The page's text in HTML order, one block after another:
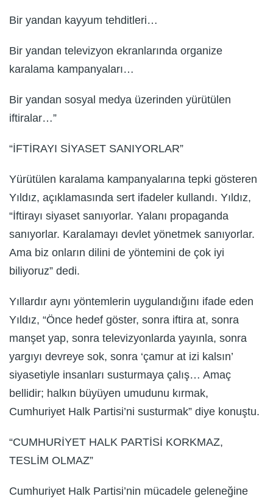
Bir yandan kayyum tehditleri…
Bir yandan televizyon ekranlarında organize
karalama kampanyaları…
Bir yandan sosyal medya üzerinden yürütülen
iftiralar…”
“İFTİRAYI SİYASET SANIYORLAR”
Yürütülen karalama kampanyalarına tepki gösteren
Yıldız, açıklamasında sert ifadeler kullandı. Yıldız,
“İftirayı siyaset sanıyorlar. Yalanı propaganda
sanıyorlar. Karalamayı devlet yönetmek sanıyorlar.
Ama biz onların dilini de yöntemini de çok iyi
biliyoruz” dedi.
Yıllardır aynı yöntemlerin uygulandığını ifade eden
Yıldız, “Önce hedef göster, sonra iftira at, sonra
manşet yap, sonra televizyonlarda yayınla, sonra
yargıyı devreye sok, sonra ‘çamur at izi kalsın’
siyasetiyle insanları susturmaya çalış… Amaç
bellidir; halkın büyüyen umudunu kırmak,
Cumhuriyet Halk Partisi’ni susturmak” diye konuştu.
“CUMHURİYET HALK PARTİSİ KORKMAZ,
TESLİM OLMAZ”
Cumhuriyet Halk Partisi’nin mücadele geleneğine